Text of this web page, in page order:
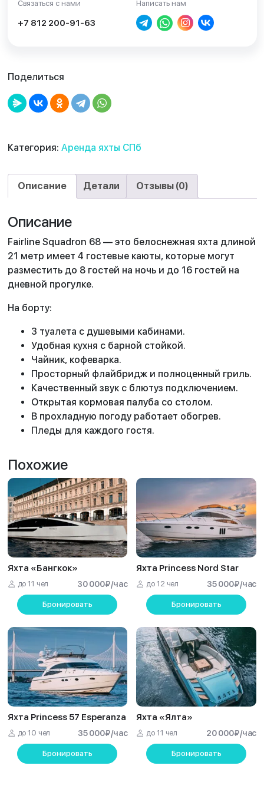
Связаться с нами
+7 812 200-91-63
Написать нам
Поделиться
Категория: Аренда яхты СПб
Описание Детали Отзывы (0)
Описание
Fairline Squadron 68 — это белоснежная яхта длиной
21 метр имеет 4 гостевые каюты, которые могут
разместить до 8 гостей на ночь и до 16 гостей на
дневной прогулке.
На борту:
3 туалета с душевыми кабинами.
Удобная кухня с барной стойкой.
Чайник, кофеварка.
Просторный флайбридж и полноценный гриль.
Качественный звук с блютуз подключением.
Открытая кормовая палуба со столом.
В прохладную погоду работает обогрев.
Пледы для каждого гостя.
Похожие
Яхта «Бангкок»
до 11 чел 30 000₽/час
Бронировать
Яхта Princess Nord Star
до 12 чел 35 000₽/час
Бронировать
Яхта Princess 57 Esperanza
до 10 чел 35 000₽/час
Бронировать
Яхта «Ялта»
до 11 чел 20 000₽/час
Бронировать